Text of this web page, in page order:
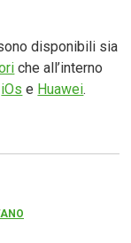
disponibili sia
che all’interno
iOs e Huawei.